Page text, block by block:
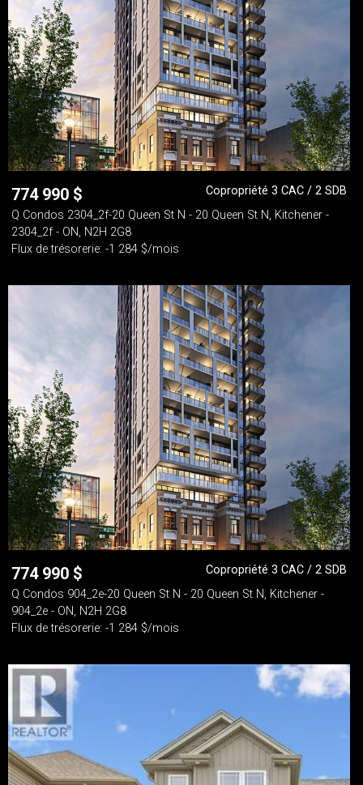
774 990 $
Copropriété 3 CAC / 2 SDB
Q Condos 2304_2f-20 Queen St N - 20 Queen St N, Kitchener -
2304_2f - ON, N2H 2G8
Flux de trésorerie: -1 284 $/mois
774 990 $
Copropriété 3 CAC / 2 SDB
Q Condos 904_2e-20 Queen St N - 20 Queen St N, Kitchener -
904_2e - ON, N2H 2G8
Flux de trésorerie: -1 284 $/mois